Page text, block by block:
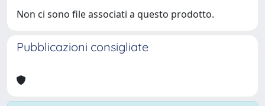
Non ci sono file associati a questo prodotto.
Pubblicazioni consigliate